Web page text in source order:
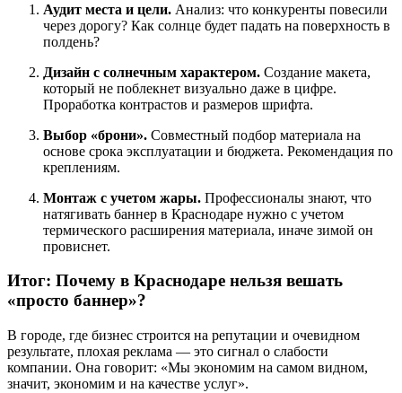
Аудит места и цели. Анализ: что конкуренты повесили
через дорогу? Как солнце будет падать на поверхность в
полдень?
Дизайн с солнечным характером. Создание макета,
который не поблекнет визуально даже в цифре.
Проработка контрастов и размеров шрифта.
Выбор «брони». Совместный подбор материала на
основе срока эксплуатации и бюджета. Рекомендация по
креплениям.
Монтаж с учетом жары. Профессионалы знают, что
натягивать баннер в Краснодаре нужно с учетом
термического расширения материала, иначе зимой он
провиснет.
Итог: Почему в Краснодаре нельзя вешать
«просто баннер»?
В городе, где бизнес строится на репутации и очевидном
результате, плохая реклама — это сигнал о слабости
компании. Она говорит: «Мы экономим на самом видном,
значит, экономим и на качестве услуг».